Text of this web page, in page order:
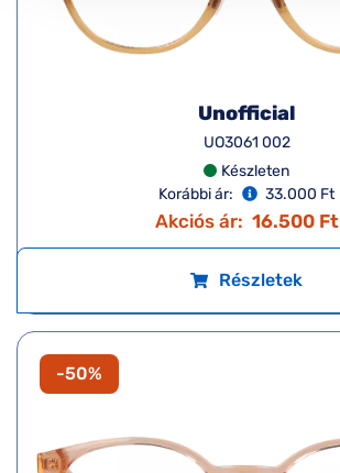
Unofficial
UO3061 002
Készleten
Korábbi ár:
33.000 Ft
Akciós ár: 16.500 Ft
Részletek
-50%